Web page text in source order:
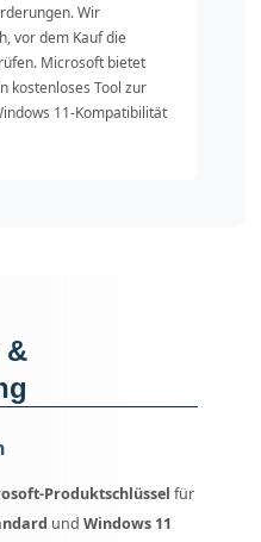
Wir
vor dem Kauf die
Microsoft bietet
kostenloses Tool zur
11-Kompatibilität
&
Produktschlüssel für
und Windows 11